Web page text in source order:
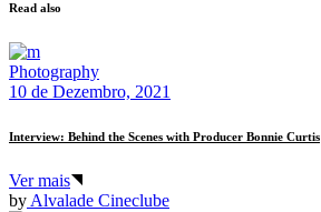
Read also
Photography
10 de Dezembro, 2021
Interview: Behind the Scenes with Producer Bonnie Curtis
Ver mais
by Alvalade Cineclube